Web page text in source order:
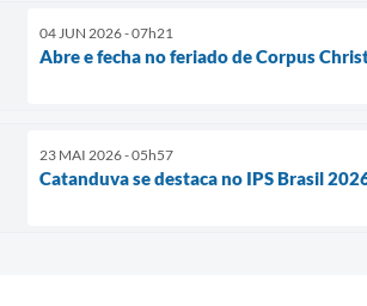
04 JUN 2026 - 07h21
Abre e fecha no feriado de Corpus
23 MAI 2026 - 05h57
Catanduva se destaca no IPS Brasil